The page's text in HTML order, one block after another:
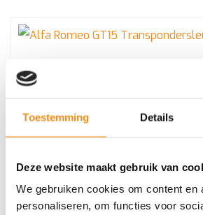
Toestemming Details
Deze website maakt gebruik van
We gebruiken cookies om content en
personaliseren, om functies voor
Alfa Romeo GT15